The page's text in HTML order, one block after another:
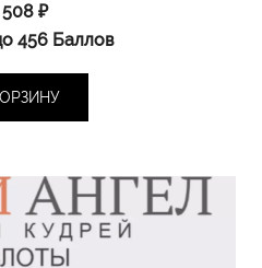
₽
456 Баллов